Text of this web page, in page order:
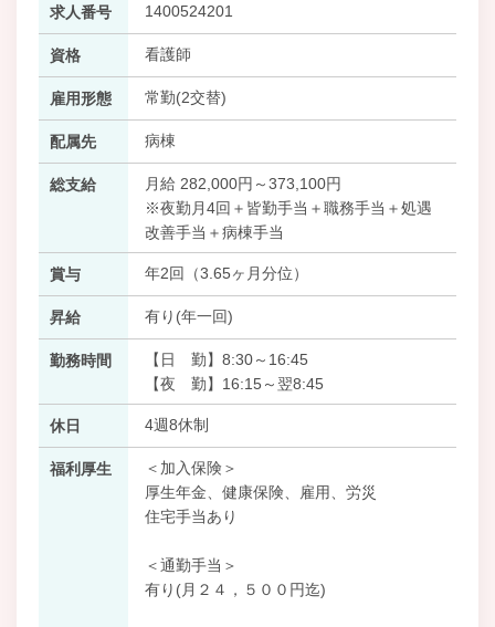
求人番号 1400524201
資格 看護師
雇用形態 常勤(2交替)
配属先 病棟
総支給
月給 282,000円～373,100円
※夜勤月4回＋皆勤手当＋職務手当＋処遇
改善手当＋病棟手当
賞与 年2回（3.65ヶ月分位）
昇給 有り(年一回)
勤務時間
【日 勤】8:30～16:45
【夜 勤】16:15～翌8:45
休日 4週8休制
福利厚生
＜加入保険＞
厚生年金、健康保険、雇用、労災
住宅手当あり
＜通勤手当＞
有り(月２４，５００円迄)